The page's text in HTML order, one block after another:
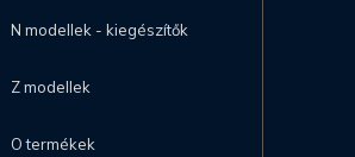
N modellek - kiegészítők
Z modellek
O termékek